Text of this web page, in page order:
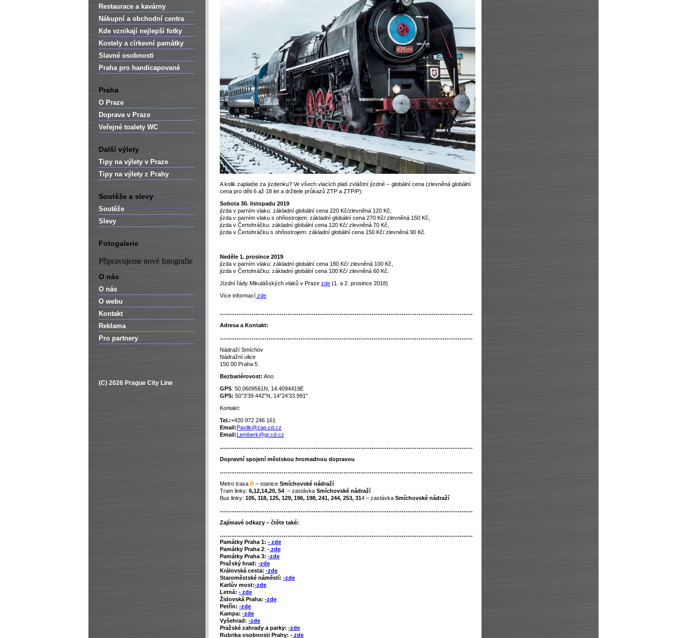
Restaurace a kavárny
Nákupní a obchodní centra
Kde vznikají nejlepší fotky
Kostely a církevní památky
Slavné osobnosti
Praha pro handicapované
Praha
O Praze
Doprava v Praze
Veřejné toalety WC
Další výlety
Tipy na výlety v Praze
Tipy na výlety z Prahy
Soutěže a slevy
Soutěže
Slevy
Fotogalerie
Připravujeme nové fotografie
O nás
O nás
O webu
Kontakt
Reklama
Pro partnery
(C) 2026 Prague City Line
A kolik zaplatíte za jízdenku? Ve všech vlacích platí zvláštní jízdné – globální cena (zlevněná globální
cena pro děti 6 až 18 let a držitele průkazů ZTP a ZTP/P):
Sobota 30. listopadu 2019
jízda v parním vlaku: základní globální cena 220 Kč/zlevněná 120 Kč,
jízda v parním vlaku s ohňostrojem: základní globální cena 270 Kč/ zlevněná 150 Kč,
jízda v Čertohráčku: základní globální cena 120 Kč/ zlevněná 70 Kč,
jízda v Čertohráčku s ohňostrojem: základní globální cena 150 Kč/ zlevněná 90 Kč.
Neděle 1. prosince 2019
jízda v parním vlaku: základní globální cena 180 Kč/ zlevněná 100 Kč,
jízda v Čertohráčku: základní globální cena 100 Kč/ zlevněná 60 Kč.
Jízdní řády Mikulášských vlaků v Praze zde (1. a 2. prosince 2018)
Více informací zde
………………………………………………………………………………………………………………………
Adresa a Kontakt:
………………………………………………………………………………………………………………………
Nádraží Smíchov
Nádražní ulice
150 00 Praha 5
Bezbariérovost: Ano
GPS: 50.0609561N, 14.4094419E
GPS: 50°3’39.442″N, 14°24’33.991″
Kontakt:
Tel.:+420 972 246 161
Email:Pavlik@zap.cd.cz
Email:Lemberk@gr.cd.cz
………………………………………………………………………………………………………………………
Dopravní spojení městskou hromadnou dopravou
………………………………………………………………………………………………………………………
Metro trasa B – stanice Smíchovské nádraží
Tram linky: 6,12,14,20, 54 – zastávka Smíchovské nádraží
Bus linky: 105, 118, 125, 129, 196, 198, 241, 244, 253, 314 – zastávka Smíchovské nádraží
………………………………………………………………………………………………………………………
Zajímavé odkazy – čtěte také:
………………………………………………………………………………………………………………………
Památky Praha 1: - zde
Památky Praha 2: - zde
Památky Praha 3: -zde
Pražský hrad: -zde
Královská cesta: -zde
Staroměstské náměstí: -zde
Karlův most:-zde
Letná: - zde
Židovská Praha: -zde
Petřín: -zde
Kampa: -zde
Vyšehrad: -zde
Pražské zahrady a parky: -zde
Rubrika osobnosti Prahy: - zde